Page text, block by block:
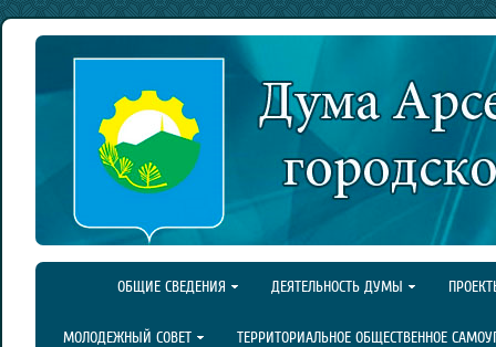
ОБЩИЕ СВЕДЕНИЯ ДЕЯТЕЛЬНОСТЬ ДУМЫ
МОЛОДЕЖНЫЙ СОВЕТ ТЕРРИТОРИАЛЬНОЕ ОБЩЕСТВЕННОЕ